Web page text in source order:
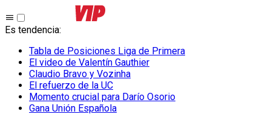
Es tendencia:
Tabla de Posiciones Liga de Primera
El video de Valentín Gauthier
Claudio Bravo y Vozinha
El refuerzo de la UC
Momento crucial para Darío Osorio
Gana Unión Española